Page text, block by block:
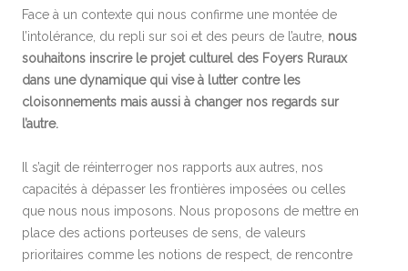
Face à un contexte qui nous confirme une montée de
l’intolérance, du repli sur soi et des peurs de l’autre, nous
souhaitons inscrire le projet culturel des Foyers Ruraux
dans une dynamique qui vise à lutter contre les
cloisonnements mais aussi à changer nos regards sur
l’autre.
Il s’agit de réinterroger nos rapports aux autres, nos
capacités à dépasser les frontières imposées ou celles
que nous nous imposons. Nous proposons de mettre en
place des actions porteuses de sens, de valeurs
prioritaires comme les notions de respect, de rencontre